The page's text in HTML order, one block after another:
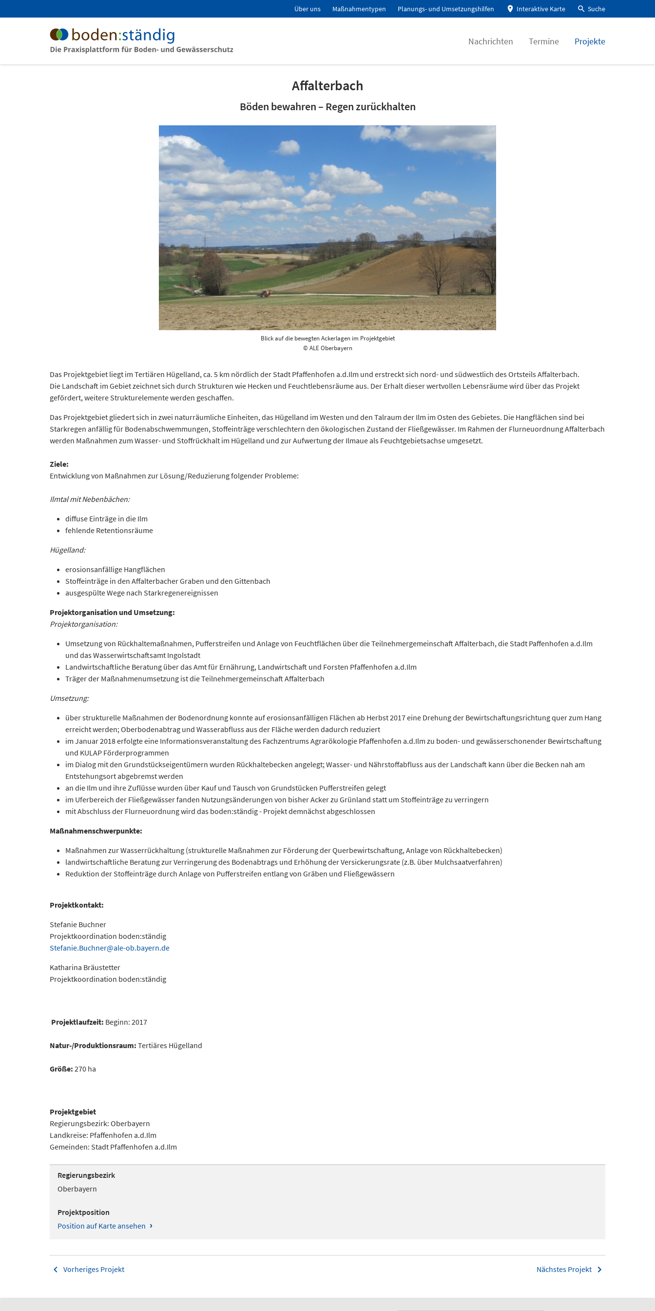
Über uns Maßnahmentypen Planungs- und Umsetzungshilfen Interaktive Karte Suche
Nachrichten Termine Projekte
Affalterbach
Böden bewahren – Regen zurückhalten
Blick auf die bewegten Ackerlagen im Projektgebiet
© ALE Oberbayern
Das Projektgebiet liegt im Tertiären Hügelland, ca. 5 km nördlich der Stadt Pfaffenhofen a.d.Ilm und erstreckt sich nord- und südwestlich des Ortsteils Affalterbach.
Die Landschaft im Gebiet zeichnet sich durch Strukturen wie Hecken und Feuchtlebensräume aus. Der Erhalt dieser wertvollen Lebensräume wird über das Projekt
gefördert, weitere Strukturelemente werden geschaffen.
Das Projektgebiet gliedert sich in zwei naturräumliche Einheiten, das Hügelland im Westen und den Talraum der Ilm im Osten des Gebietes. Die Hangflächen sind bei
Starkregen anfällig für Bodenabschwemmungen, Stoffeinträge verschlechtern den ökologischen Zustand der Fließgewässer. Im Rahmen der Flurneuordnung Affalterbach
werden Maßnahmen zum Wasser- und Stoffrückhalt im Hügelland und zur Aufwertung der Ilmaue als Feuchtgebietsachse umgesetzt.
Ziele:
Entwicklung von Maßnahmen zur Lösung/Reduzierung folgender Probleme:
Ilmtal mit Nebenbächen:
diffuse Einträge in die Ilm
fehlende Retentionsräume
Hügelland:
erosionsanfällige Hangflächen
Stoffeinträge in den Affalterbacher Graben und den Gittenbach
ausgespülte Wege nach Starkregenereignissen
Projektorganisation und Umsetzung:
Projektorganisation:
Umsetzung von Rückhaltemaßnahmen, Pufferstreifen und Anlage von Feuchtflächen über die Teilnehmergemeinschaft Affalterbach, die Stadt Paffenhofen a.d.Ilm
und das Wasserwirtschaftsamt Ingolstadt
Landwirtschaftliche Beratung über das Amt für Ernährung, Landwirtschaft und Forsten Pfaffenhofen a.d.Ilm
Träger der Maßnahmenumsetzung ist die Teilnehmergemeinschaft Affalterbach
Umsetzung:
über strukturelle Maßnahmen der Bodenordnung konnte auf erosionsanfälligen Flächen ab Herbst 2017 eine Drehung der Bewirtschaftungsrichtung quer zum Hang
erreicht werden; Oberbodenabtrag und Wasserabfluss aus der Fläche werden dadurch reduziert
im Januar 2018 erfolgte eine Informationsveranstaltung des Fachzentrums Agrarökologie Pfaffenhofen a.d.Ilm zu boden- und gewässerschonender Bewirtschaftung
und KULAP Förderprogrammen
im Dialog mit den Grundstückseigentümern wurden Rückhaltebecken angelegt; Wasser- und Nährstoffabfluss aus der Landschaft kann über die Becken nah am
Entstehungsort abgebremst werden
an die Ilm und ihre Zuflüsse wurden über Kauf und Tausch von Grundstücken Pufferstreifen gelegt
im Uferbereich der Fließgewässer fanden Nutzungsänderungen von bisher Acker zu Grünland statt um Stoffeinträge zu verringern
mit Abschluss der Flurneuordnung wird das boden:ständig - Projekt demnächst abgeschlossen
Maßnahmenschwerpunkte:
Maßnahmen zur Wasserrückhaltung (strukturelle Maßnahmen zur Förderung der Querbewirtschaftung, Anlage von Rückhaltebecken)
landwirtschaftliche Beratung zur Verringerung des Bodenabtrags und Erhöhung der Versickerungsrate (z.B. über Mulchsaatverfahren)
Reduktion der Stoffeinträge durch Anlage von Pufferstreifen entlang von Gräben und Fließgewässern
Projektkontakt:
Stefanie Buchner
Projektkoordination boden:ständig
Stefanie.Buchner@ale-ob.bayern.de
Katharina Bräustetter
Projektkoordination boden:ständig
Projektlaufzeit: Beginn: 2017
Natur-/Produktionsraum: Tertiäres Hügelland
Größe: 270 ha
Projektgebiet
Regierungsbezirk: Oberbayern
Landkreise: Pfaffenhofen a.d.Ilm
Gemeinden: Stadt Pfaffenhofen a.d.Ilm
Regierungsbezirk
Oberbayern
Projektposition
Position auf Karte ansehen ›
Vorheriges Projekt Nächstes Projekt